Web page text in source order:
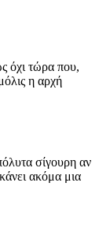
όχι τώρα που,
η αρχή
σίγουρη αν
ακόμα μια